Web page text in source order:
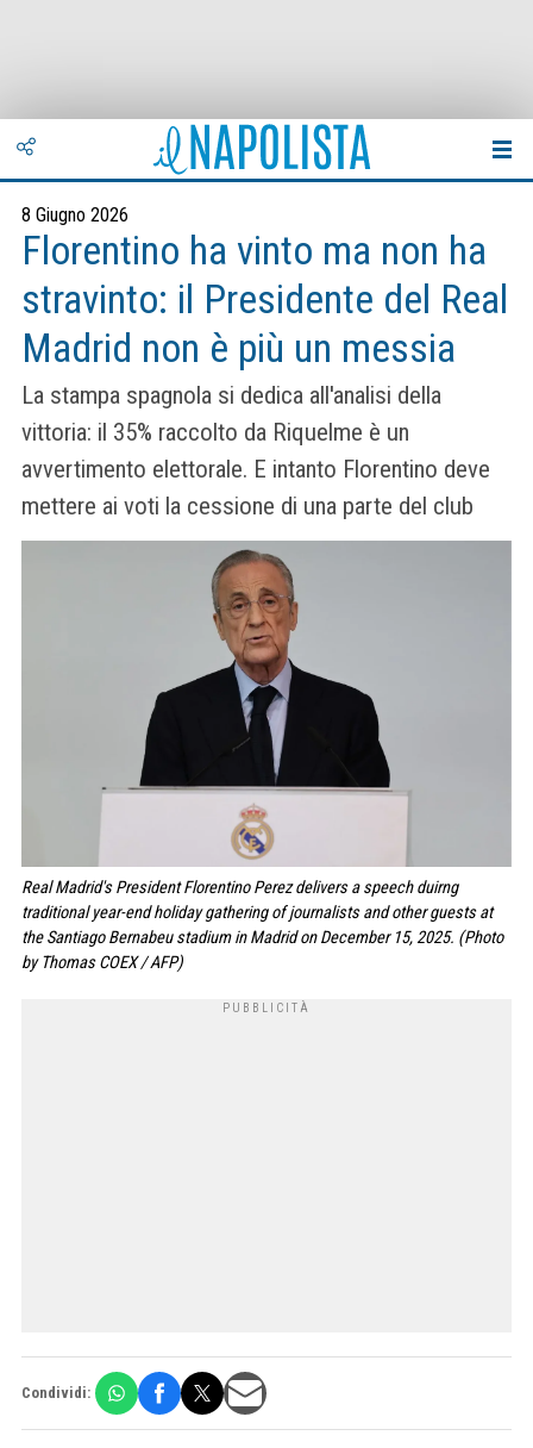
8 Giugno 2026
Florentino ha vinto ma non ha
stravinto: il Presidente del Real
Madrid non è più un messia
La stampa spagnola si dedica all'analisi della
vittoria: il 35% raccolto da Riquelme è un
avvertimento elettorale. E intanto Florentino deve
mettere ai voti la cessione di una parte del club
Real Madrid's President Florentino Perez delivers a speech duirng
traditional year-end holiday gathering of journalists and other guests at
the Santiago Bernabeu stadium in Madrid on December 15, 2025. (Photo
by Thomas COEX / AFP)
Condividi: